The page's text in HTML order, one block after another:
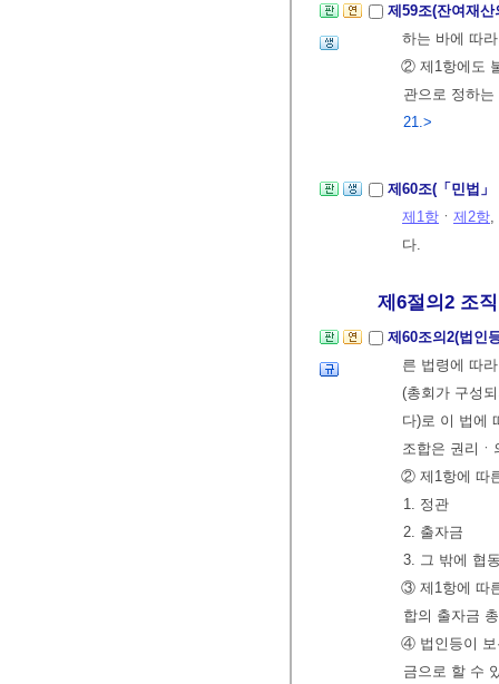
제59조(잔여재
하는 바에 따
② 제1항에도
관으로 정하
21.>
제60조(「민법
제1항 ㆍ 제2항,
다.
제6절의2 조직
제60조의2(법인
른 법령에 따
(총회가 구성
다)로 이 법에
조합은 권리
② 제1항에 따
1. 정관
2. 출자금
3. 그 밖에 협
③ 제1항에 따
합의 출자금
④ 법인등이
금으로 할 수